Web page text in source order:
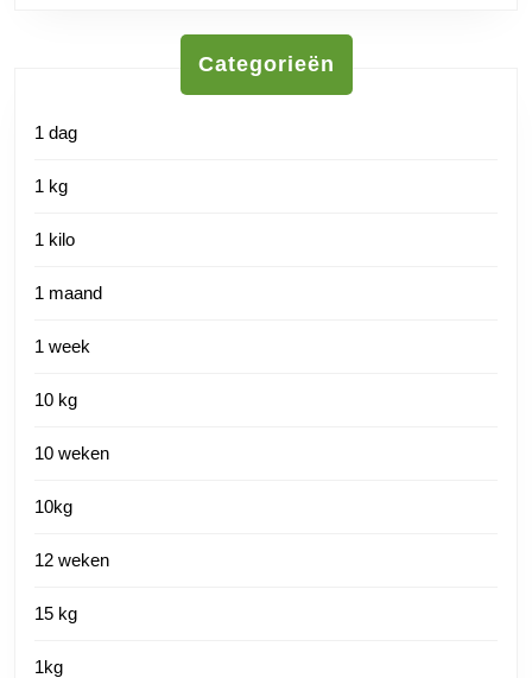
Categorieën
1 dag
1 kg
1 kilo
1 maand
1 week
10 kg
10 weken
10kg
12 weken
15 kg
1kg